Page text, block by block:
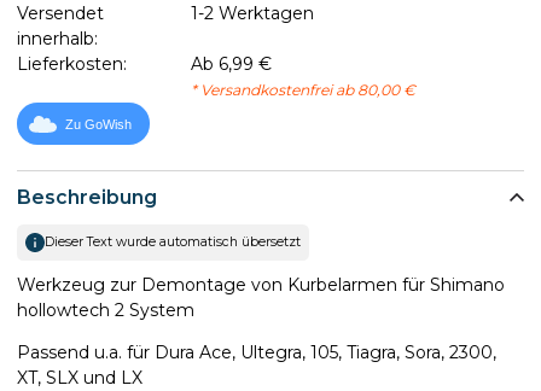
Beschreibung
Dieser Text wurde automatisch übersetzt
Werkzeug zur Demontage von Kurbelarmen für Shimano
hollowtech 2 System
Passend u.a. für Dura Ace, Ultegra, 105, Tiagra, Sora, 2300,
XT, SLX und LX
Versendet
innerhalb:
1-2 Werktagen
Lieferkosten: Ab 6,99 €
* Versandkostenfrei ab 80,00 €
Zu GoWish